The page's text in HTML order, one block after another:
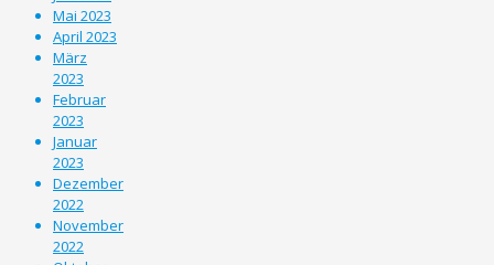
Mai 2023
April 2023
März
2023
Februar
2023
Januar
2023
Dezember
2022
November
2022